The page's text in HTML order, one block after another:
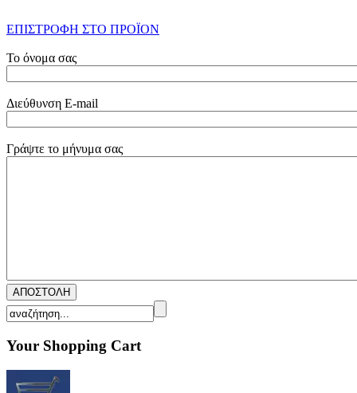
ΕΠΙΣΤΡΟΦΗ ΣΤΟ ΠΡΟΪΟN
Το όνομα σας
Διεύθυνση E-mail
Γράψτε το μήνυμα σας
Your Shopping Cart